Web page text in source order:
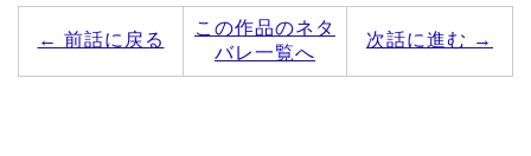
← 前話に戻る
この作品のネタ
バレ一覧へ
次話に進む →